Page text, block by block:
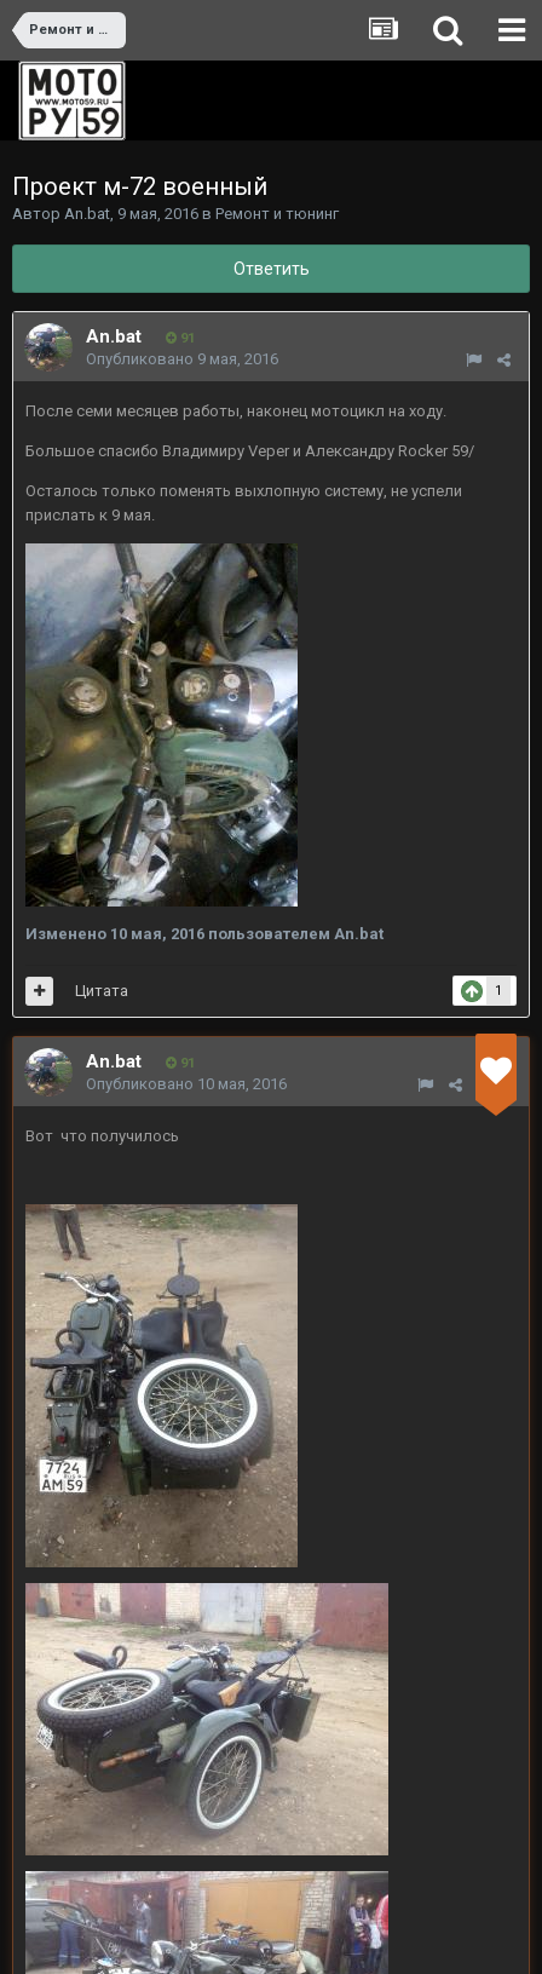
Ремонт и тюнинг
Проект м-72 военный
Автор An.bat, 9 мая, 2016 в Ремонт и тюнинг
Ответить
An.bat 91
Опубликовано 9 мая, 2016
После семи месяцев работы, наконец мотоцикл на ходу.
Большое спасибо Владимиру Veper и Александру Rocker 59/
Осталось только поменять выхлопную систему, не успели
прислать к 9 мая.
Изменено 10 мая, 2016 пользователем An.bat
1
Цитата
An.bat 91
Опубликовано 10 мая, 2016
Вот что получилось